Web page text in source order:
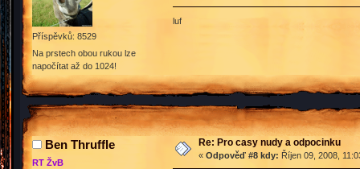
Příspěvků: 8529
Na prstech obou rukou lze
napočítat až do 1024!
luf
Ben Thruffle
RT ŽvB
Re: Pro casy nudy a odpocinku
« Odpověď #8 kdy: Říjen 09, 2008,